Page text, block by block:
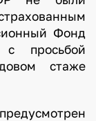
Фонд
с просьбой
стаже